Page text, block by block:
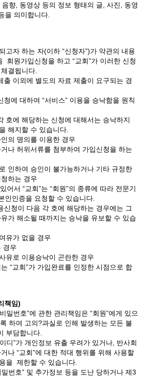
향, 동영상 등의 정보 형태의 글, 사진, 동영
을 의미합니다.
고자 하는 자(이하 “신청자”)가 약관의 내용
회원가입신청을 하고 “교회”가 이러한 신청
결됩니다.
이외에 별도의 자료 제출이 요구되는 경
청에 대하여 “서비스” 이용을 승낙함을 원칙
호에 해당하는 신청에 대해서는 승낙하지
해지할 수 있습니다.
의 명의를 이용한 경우
나 허위서류를 첨부하여 가입신청을 하는
인하여 승인이 불가능하거나 기타 규정한
하는 경우
서 “교회”는 “회원”의 종류에 따라 전문기
인인증을 요청할 수 있습니다.
신청이 다음 각 호에 해당하는 경우에는 그
가 해소될 때까지는 승낙을 유보할 수 있습
유가 없을 경우
경우
유로 이용승낙이 곤란한 경우
“교회”가 가입완료를 인정한 시점으로 합
책임)
밀번호”에 관한 관리책임은 “회원”에게 있으
하여 고의?과실로 인해 발생하는 모든 불
부담합니다.
디”가 개인정보 유출 우려가 있거나, 반사회
나 “교회”에 대한 적대 행위를 위해 사용할
을 제한할 수 있습니다.
밀번호” 및 추가정보 등을 도난 당하거나 제3